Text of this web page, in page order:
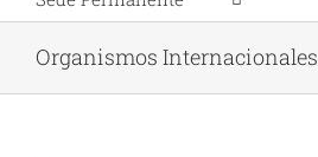
Organismos Internacionales